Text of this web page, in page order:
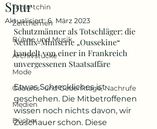
Tchin-tchin
Zeitthemen
Bühne und Musik
Archivstücke
Mode
Geburts- und Gedenktage, Nachrufe
Medien
Bücher
Spur
Aktualisiert:6. März 2023
Schutzmänner als Totschläger: die
Netflix-Miniserie „Oussekine“
handelt von einer in Frankreich
unvergessenen Staatsaffäre
Etwas Schreckliches ist
geschehen. Die Mitbetroffenen
wissen noch nichts davon, wir
Zuschauer schon. Diese